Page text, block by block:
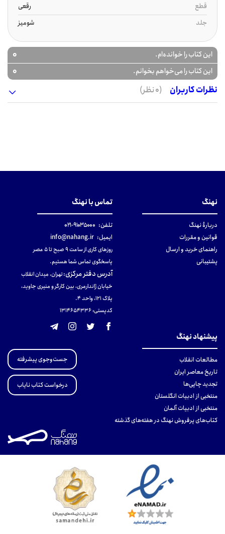
قطع
رقعی
جلد
شومیز
این کتاب را خوانده‌ام. 0
این کتاب را می‌خواهم بخوانم.
0
نظرات کاربران
(0 نظر)
نهنگ
دربارهٔ نهنگ
قوانین و مقررات
راهنمای خرید و ارسال
پشتیبانی
تماس با نهنگ
تلفن: ۹۱۰۳۵۰۰۰-۰۲۱
ایمیل: info@nahang.ir
روزهای کاری از ساعت ۹ صبح تا ۵ عصر
پاسخگوی تماس شما هستیم.
آدرس دفتر مرکزی:تهران، میدان انقلاب
خیابان ژاندارمری، بین کارگر و منیری جاوید،
پلاک 121، واحد ۴.
کدپستی: 131465433۶
پیشنهاد نهنگ
مطالعات انقلاب
تاریخ معاصر ایران
تجدید چاپی‌ها
منتخبی از ادبیات انگلستان
منتخبی از ادبیات آلمان
کتاب‌های پرفروش نهنگ در هفته‌های گذشته
جست‌وجوی پیشرفته
درخواست کتاب نایاب